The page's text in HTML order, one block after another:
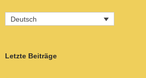
Deutsch
Letzte Beiträge